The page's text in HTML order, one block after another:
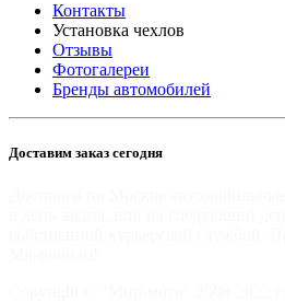
Контакты
Установка чехлов
Отзывы
Фотогалереи
Бренды автомобилей
Доставим заказ сегодня